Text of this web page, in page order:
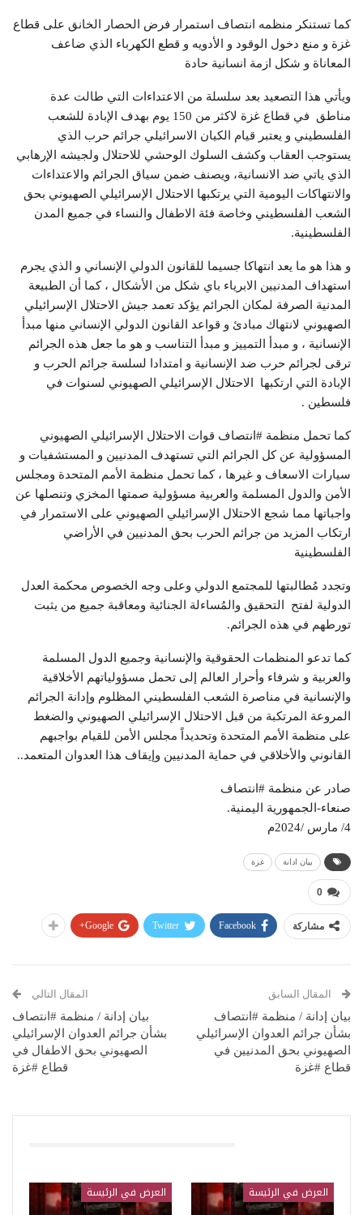
كما تستنكر منظمه انتصاف استمرار فرض الحصار الخانق على قطاع
غزة و منع دخول الوقود و الأدويه و قطع الكهرباء الذي ضاعف
المعاناة و شكل ازمة انسانية حادة
ويأتي هذا التصعيد بعد سلسلة من الاعتداءات التي طالت عدة
مناطق في قطاع غزة لاكثر من 150 يوم بهدف الإبادة للشعب
الفلسطيني و يعتبر قيام الكيان الاسرائيلي جرائم حرب الذي
يستوجب العقاب وكشف السلوك الوحشي للاحتلال ولجيشه الإرهابي
الذي ياتي ضد الانسانية، ويصنف ضمن سياق الجرائم والاعتداءات
والانتهاكات اليومية التي يرتكبها الاحتلال الإسرائيلي الصهيوني بحق
الشعب الفلسطيني وخاصة فئة الاطفال والنساء في جميع المدن
الفلسطينية.
و هذا هو ما يعد انتهاكا جسيما للقانون الدولي الإنساني و الذي يجرم
استهداف المدنيين الابرياء باي شكل من الأشكال ، كما أن الطبيعة
المدنية الصرفة لمكان الجرائم يؤكد تعمد جيش الاحتلال الإسرائيلي
الصهيوني لانتهاك مبادئ و قواعد القانون الدولي الإنساني منها مبدأ
الإنسانية ، و مبدأ التمييز و مبدأ التناسب و هو ما جعل هذه الجرائم
ترقى لجرائم حرب ضد الإنسانية و امتدادا لسلسة جرائم الحرب و
الإبادة التي ارتكبها الاحتلال الإسرائيلي الصهيوني لسنوات في
فلسطين .
كما تحمل منظمة #انتصاف قوات الاحتلال الإسرائيلي الصهيوني
المسؤولية عن كل الجرائم التي تستهدف المدنيين و المستشفيات و
سيارات الاسعاف و غيرها ، كما تحمل منظمة الأمم المتحدة ومجلس
الأمن والدول المسلمة والعربية مسؤولية صمتها المخزي وتنصلها عن
واجباتها مما شجع الاحتلال الإسرائيلي الصهيوني على الاستمرار في
ارتكاب المزيد من جرائم الحرب بحق المدنيين في الأراضي
الفلسطينية
وتجدد مُطالبتها للمجتمع الدولي وعلى وجه الخصوص محكمة العدل
الدولية لفتح التحقيق والمُساءلة الجنائية ومعاقبة جميع من يثبت
تورطهم في هذه الجرائم.
كما تدعو المنظمات الحقوقية والإنسانية وجميع الدول المسلمة
والعربية و شرفاء وأحرار العالم إلى تحمل مسؤولياتهم الأخلاقية
والإنسانية في مناصرة الشعب الفلسطيني المظلوم وإدانة الجرائم
المروعة المرتكبة من قبل الاحتلال الإسرائيلي الصهيوني والضغط
على منظمة الأمم المتحدة وتحديداً مجلس الأمن للقيام بواجبهم
القانوني والأخلاقي في حماية المدنيين وإيقاف هذا العدوان المتعمد..
صادر عن منظمة #انتصاف
صنعاء-الجمهورية اليمنية.
4/ مارس /2024م
بيان ادانة غزة
0
مشاركة Facebook
Twitter
Google+
المقال السابق
بيان إدانة / منظمة #انتصاف
بشأن جرائم العدوان الإسرائيلي
الصهيوني بحق المدنيين في
قطاع #غزة
المقال التالي
بيان إدانة / منظمة #انتصاف
بشأن جرائم العدوان الإسرائيلي
الصهيوني بحق الاطفال في
قطاع #غزة
العرض في الرئيسة العرض في الرئيسة